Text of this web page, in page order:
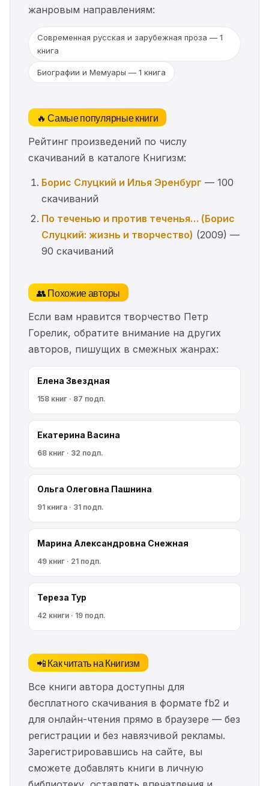
жанровым направлениям:
Современная русская и зарубежная проза — 1
книга
Биографии и Мемуары — 1 книга
🔥 Самые популярные книги
Рейтинг произведений по числу
скачиваний в каталоге Книгизм:
Борис Слуцкий и Илья Эренбург — 100
скачиваний
По теченью и против теченья… (Борис
Слуцкий: жизнь и творчество) (2009) —
90 скачиваний
👥 Похожие авторы
Если вам нравится творчество Петр
Горелик, обратите внимание на других
авторов, пишущих в смежных жанрах:
Елена Звездная
158 книг · 87 подп.
Екатерина Васина
68 книг · 32 подп.
Ольга Олеговна Пашнина
91 книга · 31 подп.
Марина Александровна Снежная
49 книг · 21 подп.
Тереза Тур
42 книги · 19 подп.
📲 Как читать на Книгизм
Все книги автора доступны для
бесплатного скачивания в формате fb2 и
для онлайн-чтения прямо в браузере — без
регистрации и без навязчивой рекламы.
Зарегистрировавшись на сайте, вы
сможете добавлять книги в личную